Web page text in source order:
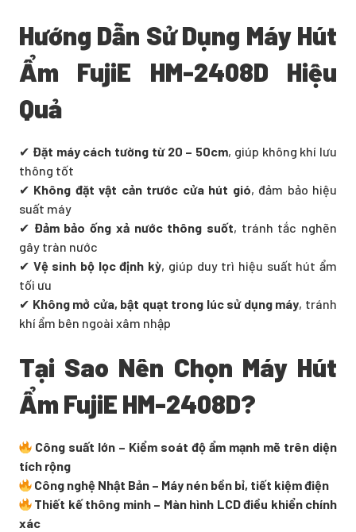
Hướng Dẫn Sử Dụng Máy Hút
Ẩm FujiE HM-2408D Hiệu
Quả
✔ Đặt máy cách tường từ 20 – 50cm, giúp không khí lưu
thông tốt
✔ Không đặt vật cản trước cửa hút gió, đảm bảo hiệu
suất máy
✔ Đảm bảo ống xả nước thông suốt, tránh tắc nghẽn
gây tràn nước
✔ Vệ sinh bộ lọc định kỳ, giúp duy trì hiệu suất hút ẩm
tối ưu
✔ Không mở cửa, bật quạt trong lúc sử dụng máy, tránh
khí ẩm bên ngoài xâm nhập
Tại Sao Nên Chọn Máy Hút
Ẩm FujiE HM-2408D?
Công suất lớn – Kiểm soát độ ẩm mạnh mẽ trên diện
tích rộng
Công nghệ Nhật Bản – Máy nén bền bỉ, tiết kiệm điện
Thiết kế thông minh – Màn hình LCD điều khiển chính
xác